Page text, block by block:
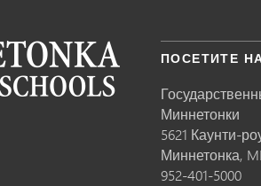
ПОСЕТИТЕ
Миннетонки
5621 Каунти-
Миннетонка,
952-401-5000